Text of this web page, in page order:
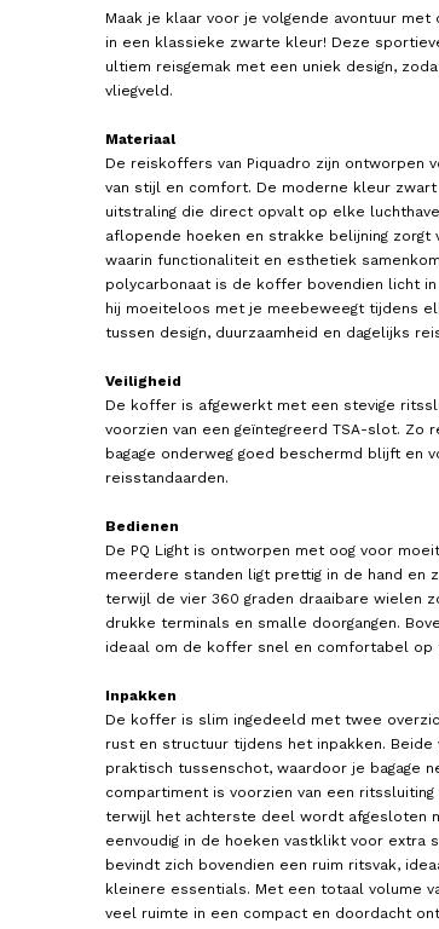
Maak je klaar voor je volgende avontuur met
in een klassieke zwarte kleur! Deze
ultiem reisgemak met een uniek design,
vliegveld.
Materiaal
De reiskoffers van Piquadro zijn ontworpen
van stijl en comfort. De moderne kleur
uitstraling die direct opvalt op elke
aflopende hoeken en strakke belijning zorgt
waarin functionaliteit en esthetiek
polycarbonaat is de koffer bovendien licht
hij moeiteloos met je meebeweegt tijdens
tussen design, duurzaamheid en dagelijks
Veiligheid
De koffer is afgewerkt met een stevige
voorzien van een geïntegreerd TSA-slot. Zo
bagage onderweg goed beschermd blijft en
reisstandaarden.
Bedienen
De PQ Light is ontworpen met oog voor
meerdere standen ligt prettig in de hand en
terwijl de vier 360 graden draaibare wielen
drukke terminals en smalle doorgangen.
ideaal om de koffer snel en comfortabel op
Inpakken
De koffer is slim ingedeeld met twee
rust en structuur tijdens het inpakken.
praktisch tussenschot, waardoor je bagage
compartiment is voorzien van een
terwijl het achterste deel wordt afgesloten
eenvoudig in de hoeken vastklikt voor
bevindt zich bovendien een ruim ritsvak,
kleinere essentials. Met een totaal volume
veel ruimte in een compact en doordacht
PIQUADRO
Handbagage Koffer / Trolley
45x35x20 cm PQ Light
220,00
Reiskoffer